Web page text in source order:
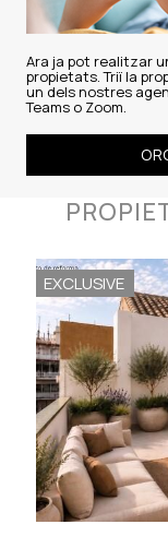
Ara ja pot realitzar
propietats. Triï la
un dels nostres
Teams o Zoom.
EXCLUSIVE